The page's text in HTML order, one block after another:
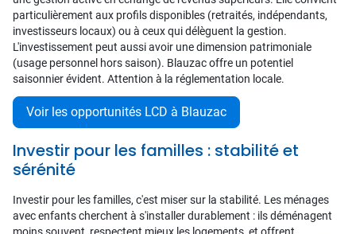
particulièrement aux profils disponibles (retraités, indépendants,
investisseurs locaux) ou à ceux qui délèguent la gestion.
L'investissement peut aussi avoir une dimension patrimoniale
(usage personnel hors saison). Blauzac offre un potentiel
saisonnier évident. Attention à la réglementation locale.
Voir les opportunités LCD à Blauzac
Investir pour les familles : stabilité et
sérénité
Investir pour les familles, c'est miser sur la stabilité. Les ménages
avec enfants cherchent à s'installer durablement : ils déménagent